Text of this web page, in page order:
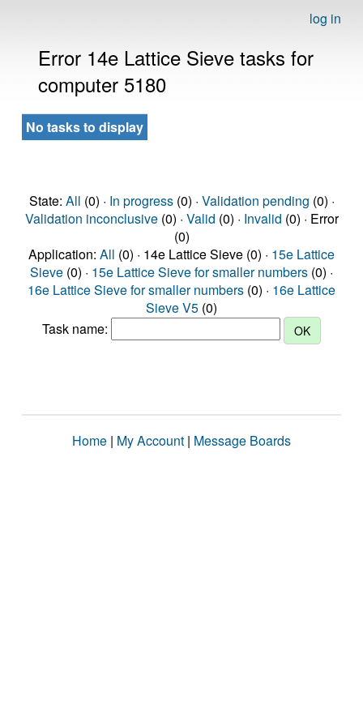
log in
Error 14e Lattice Sieve tasks for
computer 5180
No tasks to display
State: All (0) · In progress(0) · Validation pending (0) ·
Validation inconclusive(0) · Valid (0) · Invalid (0) · Error
(0)
Application: All (0) · 14e Lattice Sieve (0) · 15e Lattice
Sieve (0) · 15e Lattice Sieve for smaller numbers (0) ·
16e Lattice Sieve for smaller numbers (0) · 16e Lattice
Sieve V5 (0)
Task name:
Home | My Account | Message Boards